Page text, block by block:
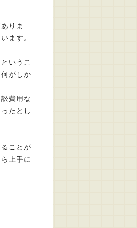
りま
ます。
いうこ
がしか
費用な
たとし
ことが
上手に